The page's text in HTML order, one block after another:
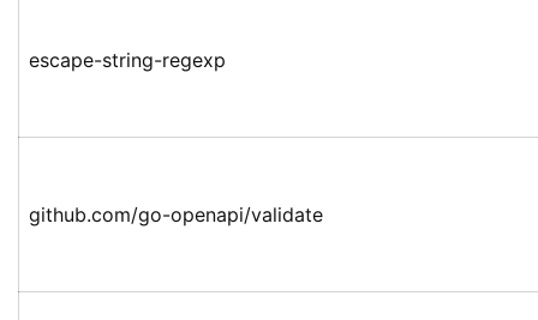
escape-string-regexp
github.com/go-openapi/validate